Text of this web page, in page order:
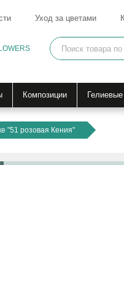
Уход за цветами
Композиции
"51 розовая Кения"